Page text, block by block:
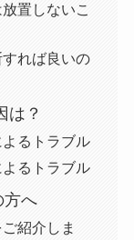
置しないこ
れば良いの
は？
るトラブル
るトラブル
方へ
紹介しま